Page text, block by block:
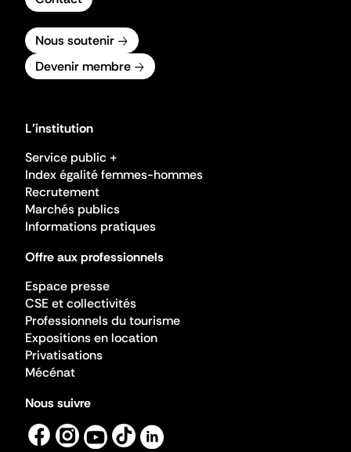
Nous soutenir
Devenir membre
L'institution
Service public +
Index égalité femmes-hommes
Recrutement
Marchés publics
Informations pratiques
Offre aux professionnels
Espace presse
CSE et collectivités
Professionnels du tourisme
Expositions en location
Privatisations
Mécénat
Nous suivre